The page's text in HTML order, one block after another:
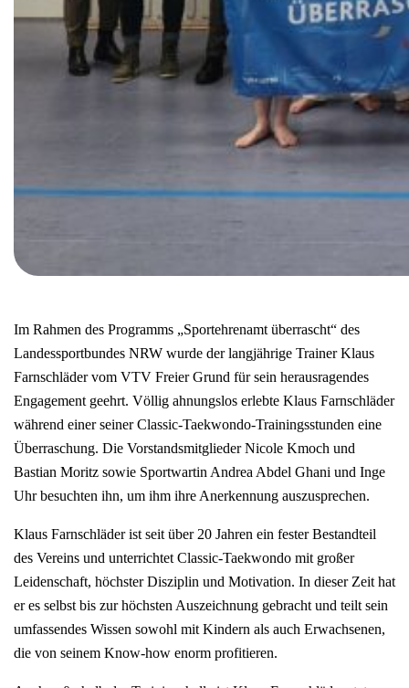
Im Rahmen des Programms „Sportehrenamt überrascht“ des
Landessportbundes NRW wurde der langjährige Trainer Klaus
Farnschläder vom VTV Freier Grund für sein herausragendes
Engagement geehrt. Völlig ahnungslos erlebte Klaus Farnschläder
während einer seiner Classic-Taekwondo-Trainingsstunden eine
Überraschung. Die Vorstandsmitglieder Nicole Kmoch und
Bastian Moritz sowie Sportwartin Andrea Abdel Ghani und Inge
Uhr besuchten ihn, um ihm ihre Anerkennung auszusprechen.
Klaus Farnschläder ist seit über 20 Jahren ein fester Bestandteil
des Vereins und unterrichtet Classic-Taekwondo mit großer
Leidenschaft, höchster Disziplin und Motivation. In dieser Zeit hat
er es selbst bis zur höchsten Auszeichnung gebracht und teilt sein
umfassendes Wissen sowohl mit Kindern als auch Erwachsenen,
die von seinem Know-how enorm profitieren.